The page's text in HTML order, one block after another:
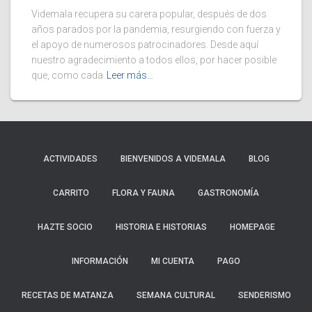
Videmala recupera su carera popular, después de dos
años parados por la pandemia, resurgiendo con fuerza y
el apoyo de numerosos patrocinadores. Desde aquí
nuestro agradecimiento a todos ellos, por hacer posible
que, como cada Leer más…
ACTIVIDADES BIENVENIDOS A VIDEMALA BLOG
CARRITO FLORA Y FAUNA GASTRONOMÍA
HAZTE SOCIO HISTORIA E HISTORIAS HOMEPAGE
INFORMACIÓN MI CUENTA PAGO
RECETAS DE MATANZA SEMANA CULTURAL SENDERISMO